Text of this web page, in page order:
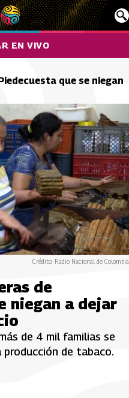
EN VIVO
que se niegan
Crédito: Radio Nacional de Colombia
de
niegan a dejar
de 4 mil familias se
de tabaco.